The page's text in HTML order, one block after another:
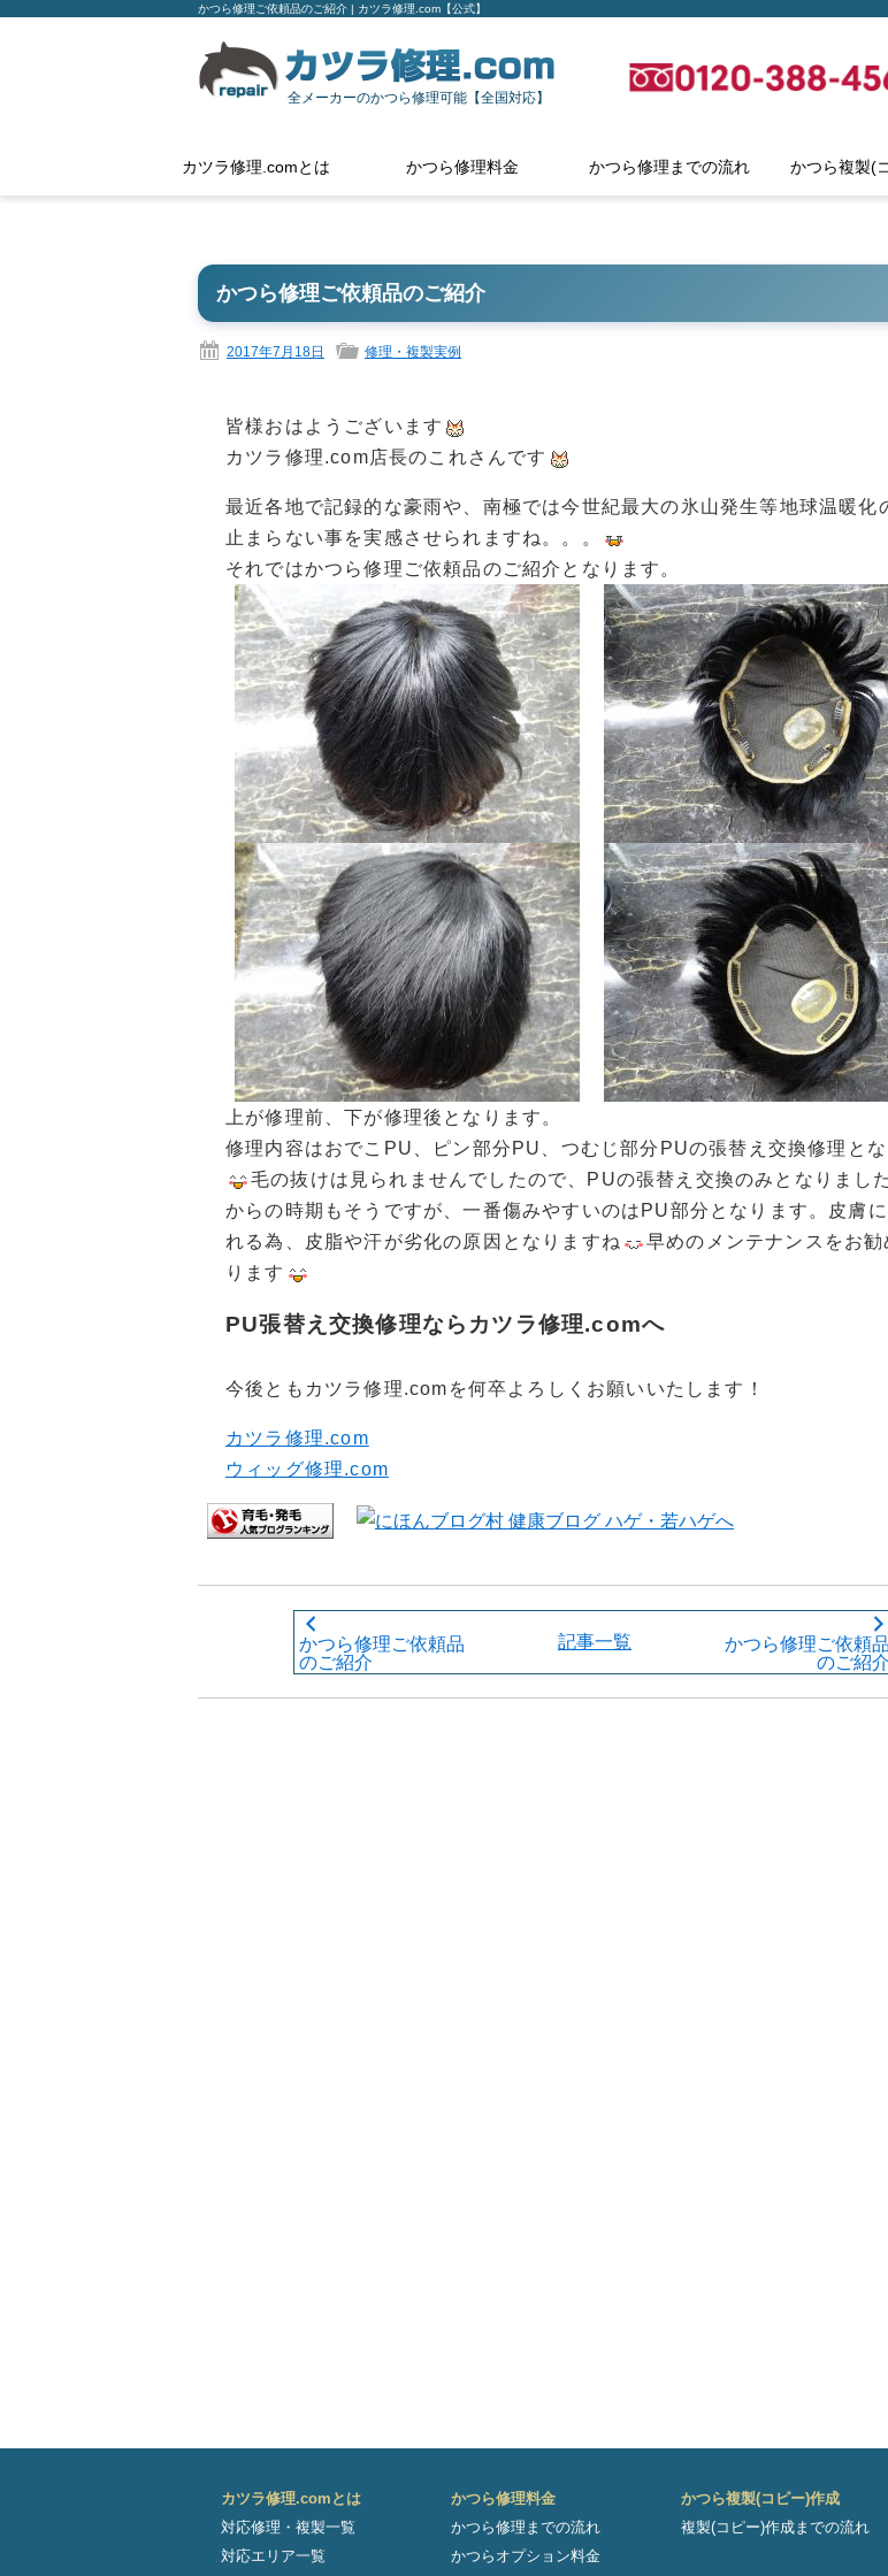
かつら修理ご依頼品のご紹介 | カツラ修理.com【公式】
全メーカーのかつら修理可能【全国対応】
カツラ修理.comとは かつら修理料金 かつら修理までの流れ かつら複製(
かつら修理ご依頼品のご紹介
2017年7月18日 修理・複製実例
皆様おはようございます
カツラ修理.com店長のこれさんです
最近各地で記録的な豪雨や、南極では今世紀最大の氷山発生等地球温暖化
止まらない事を実感させられますね。。。
それではかつら修理ご依頼品のご紹介となります。
上が修理前、下が修理後となります。
修理内容はおでこPU、ピン部分PU、つむじ部分PUの張替え交換修理とな
毛の抜けは見られませんでしたので、PUの張替え交換のみとなりまし
からの時期もそうですが、一番傷みやすいのはPU部分となります。皮膚
れる為、皮脂や汗が劣化の原因となりますね
早めのメンテナンスをお勧
ります
PU張替え交換修理ならカツラ修理.comへ
今後ともカツラ修理.comを何卒よろしくお願いいたします！
カツラ修理.com
ウィッグ修理.com
かつら修理ご依頼品
のご紹介
記事一覧
かつら修理ご依頼品
のご紹介
カツラ修理.comとは
対応修理・複製一覧
対応エリア一覧
かつら修理料金
かつら修理までの流れ
かつらオプション料金
かつら複製(コピー)作成
複製(コピー)作成までの流れ